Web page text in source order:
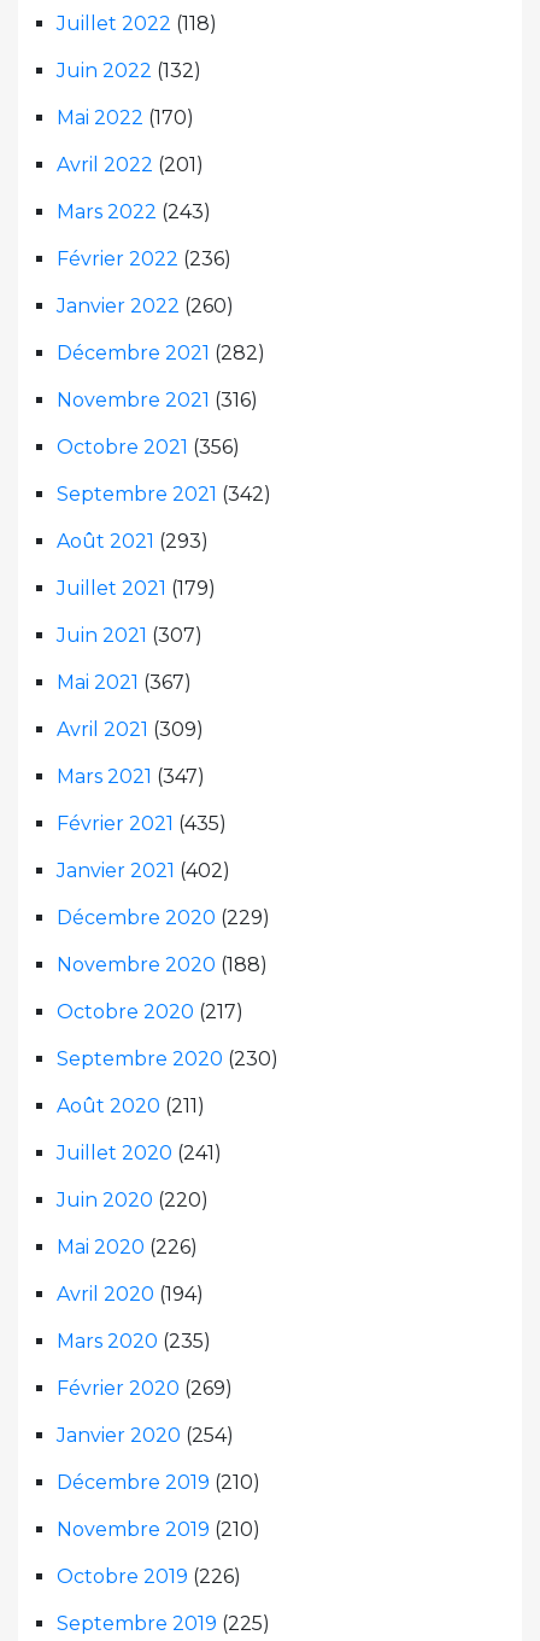
Juillet 2022 (118)
Juin 2022 (132)
Mai 2022 (170)
Avril 2022 (201)
Mars 2022 (243)
Février 2022 (236)
Janvier 2022 (260)
Décembre 2021 (282)
Novembre 2021 (316)
Octobre 2021 (356)
Septembre 2021 (342)
Août 2021 (293)
Juillet 2021 (179)
Juin 2021 (307)
Mai 2021 (367)
Avril 2021 (309)
Mars 2021 (347)
Février 2021 (435)
Janvier 2021 (402)
Décembre 2020 (229)
Novembre 2020 (188)
Octobre 2020 (217)
Septembre 2020 (230)
Août 2020 (211)
Juillet 2020 (241)
Juin 2020 (220)
Mai 2020 (226)
Avril 2020 (194)
Mars 2020 (235)
Février 2020 (269)
Janvier 2020 (254)
Décembre 2019 (210)
Novembre 2019 (210)
Octobre 2019 (226)
Septembre 2019 (225)